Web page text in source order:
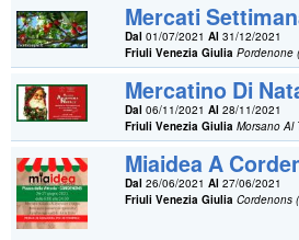
Mercati
Dal 01/07/2021Al 31/12/2021
Friuli Venezia Giulia Pordenone
Mercatino Di
Dal 06/11/2021Al 28/11/2021
Friuli Venezia Giulia Morsano Al
Miaidea A
Dal 26/06/2021Al 27/06/2021
Friuli Venezia Giulia Cordenons